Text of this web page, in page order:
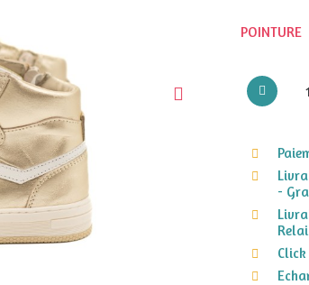
POINTURE
-